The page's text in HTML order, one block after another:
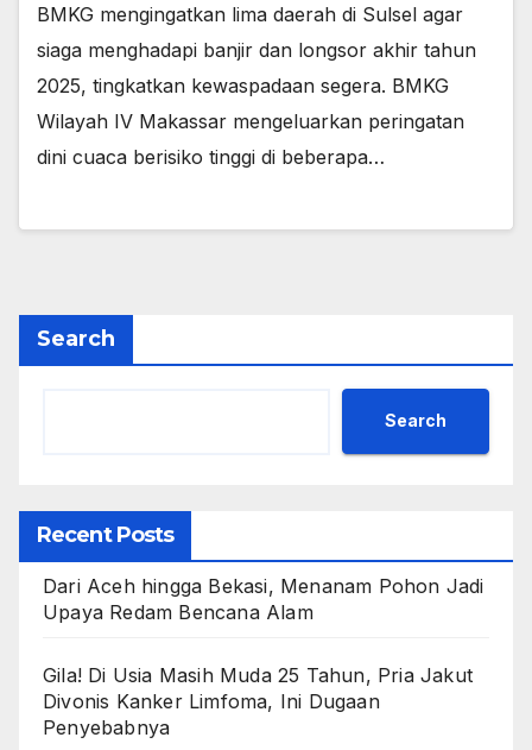
BMKG mengingatkan lima daerah di Sulsel agar
siaga menghadapi banjir dan longsor akhir tahun
2025, tingkatkan kewaspadaan segera. BMKG
Wilayah IV Makassar mengeluarkan peringatan
dini cuaca berisiko tinggi di beberapa…
Search
Search
Recent Posts
Dari Aceh hingga Bekasi, Menanam Pohon Jadi
Upaya Redam Bencana Alam
Gila! Di Usia Masih Muda 25 Tahun, Pria Jakut
Divonis Kanker Limfoma, Ini Dugaan
Penyebabnya